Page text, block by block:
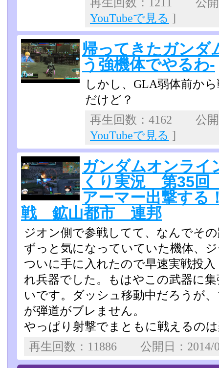
YouTubeで見る ]
帰ってきたガンダ
う強機体でやるわ-
しかし、GLA弱体前か
だけど？
再生回数：4162 公
YouTubeで見る ]
ガンダムオンラ
くり実況 第35回
アーマー出撃す
戦 鉱山都市 連邦
ジオン側で参戦してて、なんでそ
ずっと気になっていていた­機体、
ついに手に入れたので早速実戦投
れ兵器でした。もはやこの­武器に
いです。ダッシュ移動中だろうが
が弾道がブレません。
やっぱり射撃でまともに戦えるの
再生回数：11886 公開日：